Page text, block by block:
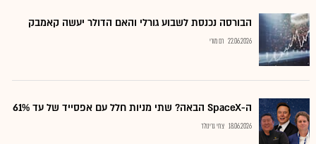
הבורסה נכנסת לשבוע גורלי והאם הדולר יעשה קאמבק
22.06.2026 רם מורי
ה-SpaceX הבאה? שתי מניות חלל עם אפסייד של עד 61%
18.06.2026 צחי גרינולד